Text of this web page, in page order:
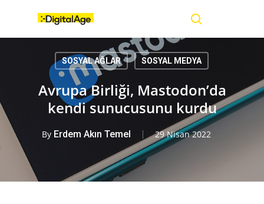
content
SOSYAL AĞLAR SOSYAL MEDYA
Avrupa Birliği, Mastodon’da
kendi sunucusunu kurdu
By Erdem Akın Temel 29 Nisan 2022